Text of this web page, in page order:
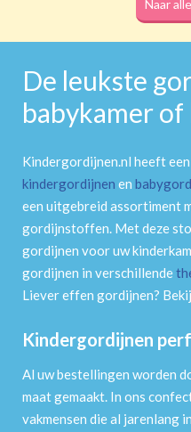
Naar
De leukste
babykamer
Kindergordijnen.nl heeft
kindergordijnen en
een uitgebreid assortiment
gordijnstoffen. Met deze
gordijnen voor uw
gordijnen in verschillende
Liever effen gordijnen?
Kindergordijnen
Al uw bestellingen worden
maat gemaakt. In ons
vakmensen die al jarenlang